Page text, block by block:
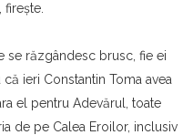
se răzgândesc brusc, fie ei
ieri Constantin Toma avea
el pentru Adevărul, toate
de pe Calea Eroilor, inclusiv